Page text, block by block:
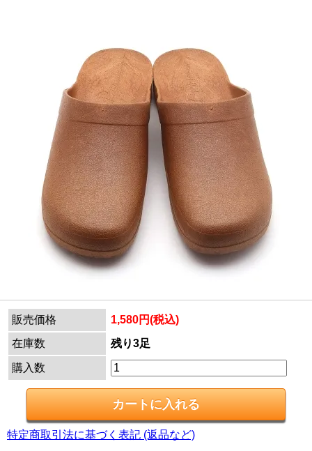
販売価格
1,580円(税込)
在庫数
残り3足
購入数
特定商取引法に基づく表記 (返品など)